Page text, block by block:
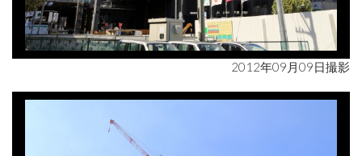
2012年09月09日撮影